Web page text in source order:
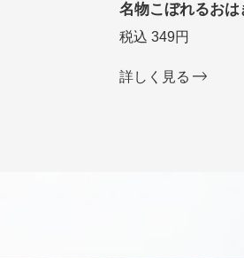
名物こぼれるおは
税込 349円
詳しく見る